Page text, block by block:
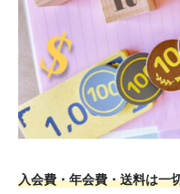
入会費・年会費・送料は一